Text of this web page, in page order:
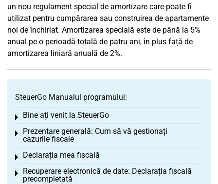
un nou regulament special de amortizare care poate fi
utilizat pentru cumpărarea sau construirea de apartamente
noi de închiriat. Amortizarea specială este de până la 5%
anual pe o perioadă totală de patru ani, în plus față de
amortizarea liniară anuală de 2%.
SteuerGo Manualul programului:
Bine ați venit la SteuerGo
Toggle menu
Prezentare generală: Cum să vă gestionați
cazurile fiscale
Toggle menu
Declarația mea fiscală
Toggle menu
Recuperare electronică de date: Declarația fiscală
precompletată
Toggle menu